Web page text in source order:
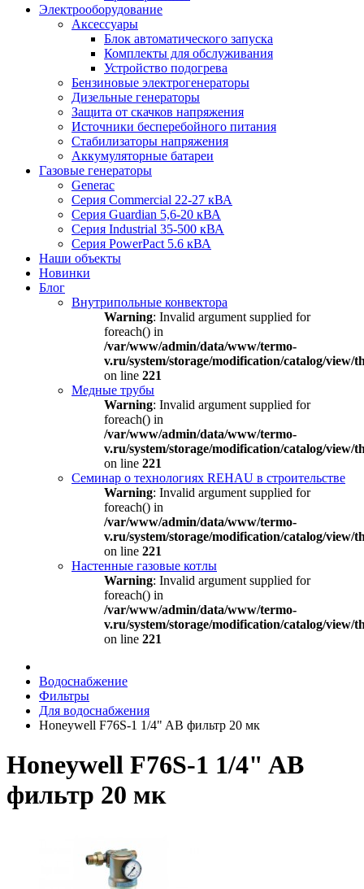
Электрооборудование
Аксессуары
Блок автоматического запуска
Комплекты для обслуживания
Устройство подогрева
Бензиновые электрогенераторы
Дизельные генераторы
Защита от скачков напряжения
Источники бесперебойного питания
Стабилизаторы напряжения
Аккумуляторные батареи
Газовые генераторы
Generac
Серия Commercial 22-27 кВА
Серия Guardian 5,6-20 кВА
Серия Industrial 35-500 кВА
Серия PowerPact 5.6 кВА
Наши объекты
Новинки
Блог
Внутрипольные конвектора
Warning: Invalid argument supplied for
foreach() in
/var/www/admin/data/www/termo-
v.ru/system/storage/modification/catalog/view/
on line 221
Медные трубы
Warning: Invalid argument supplied for
foreach() in
/var/www/admin/data/www/termo-
v.ru/system/storage/modification/catalog/view/
on line 221
Семинар о технологиях REHAU в строительстве
Warning: Invalid argument supplied for
foreach() in
/var/www/admin/data/www/termo-
v.ru/system/storage/modification/catalog/view/
on line 221
Настенные газовые котлы
Warning: Invalid argument supplied for
foreach() in
/var/www/admin/data/www/termo-
v.ru/system/storage/modification/catalog/view/
on line 221
Водоснабжение
Фильтры
Для водоснабжения
Honeywell F76S-1 1/4" AB фильтр 20 мк
Honeywell F76S-1 1/4" AB
фильтр 20 мк